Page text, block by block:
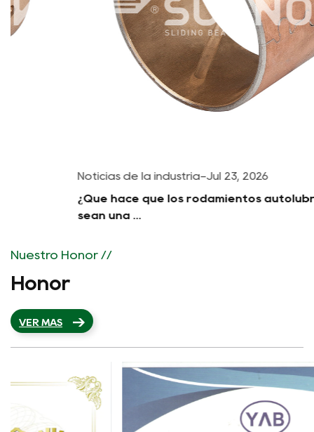
Noticias de la industria- Jul 23, 2026
¿Qué hace que los rodamientos autolubricantes
Nuestro Honor //
Honor
VER MÁS